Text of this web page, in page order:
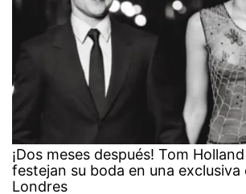
¡Dos meses después! Tom
festejan su boda en una exclusiva
Londres